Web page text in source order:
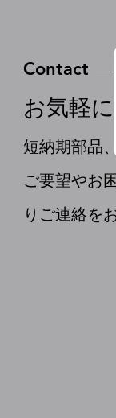
Contact
お気軽
短納期部品
ご要望やお
りご連絡を